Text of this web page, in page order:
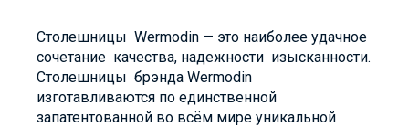
Столешницы Wermodin — это наиболее удачное
сочетание качества, надежности изысканности.
Столешницы брэнда Wermodin
изготавливаются по единственной
запатентованной во всём мире уникальной